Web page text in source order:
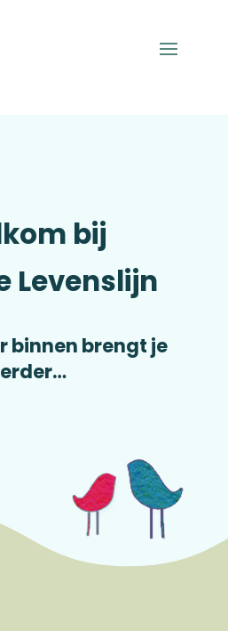
bij
Levenslijn
binnen brengt je